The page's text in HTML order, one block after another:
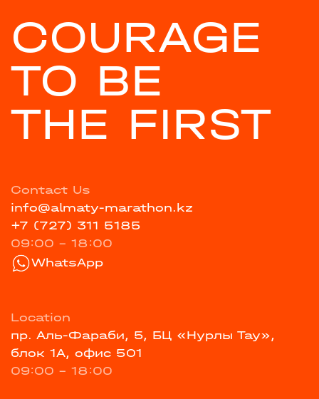
COURAGE
TO BE
THE FIRST
Contact Us
info@almaty-marathon.kz
+7 (727) 311 5185
09:00 - 18:00
WhatsApp
Location
пр. Аль-Фараби, 5, БЦ «Нурлы Тау»,
блок 1А, офис 501
09:00 - 18:00